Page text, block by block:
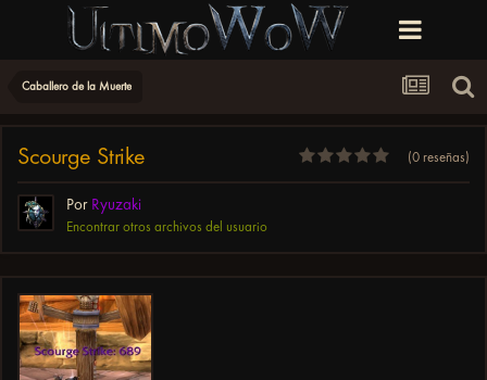
Caballero de la Muerte
Scourge Strike (0 reseñas)
Por Ryuzaki
Encontrar otros archivos del usuario